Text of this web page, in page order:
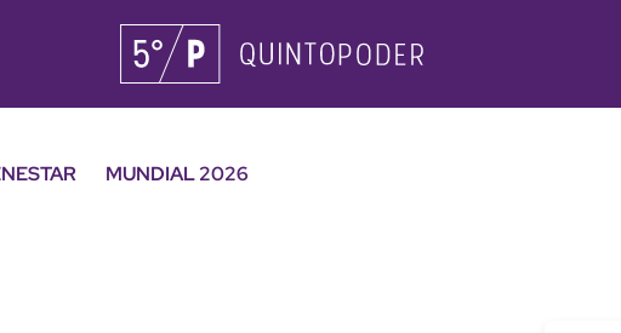
MUNDIAL 2026